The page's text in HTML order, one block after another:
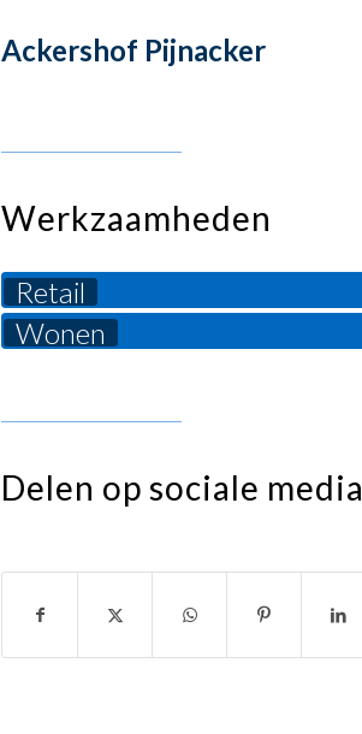
Ackershof Pijnacker
Werkzaamheden
Retail
Wonen
Delen op sociale media